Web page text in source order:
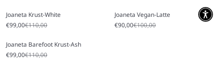
Joaneta Krust-White
Angebot
€99,00Regulärer Preis
€110,00
Joaneta Vegan-Latte
Angebot
€90,00Regulärer Preis
€100,00
Joaneta Barefoot Krust-Ash
Angebot
€99,00Regulärer Preis
€110,00